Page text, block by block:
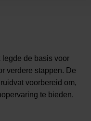
de basis voor
verdere stappen. De
voorbereid om,
te bieden​.